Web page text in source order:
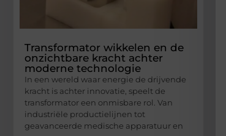
Transformator wikkelen en de
onzichtbare kracht achter
moderne technologie
In een wereld waar energie de drijvende
kracht is achter innovatie, speelt de
transformator een onmisbare rol. Van
industriële productielijnen tot
geavanceerde medische apparatuur en